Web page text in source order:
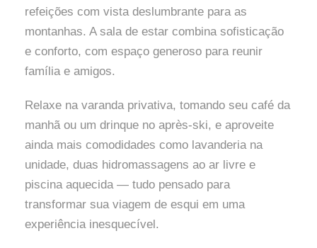
refeições com vista deslumbrante para as
montanhas. A sala de estar combina sofisticação
e conforto, com espaço generoso para reunir
família e amigos.
Relaxe na varanda privativa, tomando seu café da
manhã ou um drinque no après-ski, e aproveite
ainda mais comodidades como lavanderia na
unidade, duas hidromassagens ao ar livre e
piscina aquecida — tudo pensado para
transformar sua viagem de esqui em uma
experiência inesquecível.